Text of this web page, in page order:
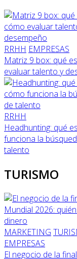
RRHH EMPRESAS
Matriz 9 box: qué
evaluar talento y
RRHH
Headhunting: qué
funciona la
talento
TURISMO
MARKETING
EMPRESAS
El negocio de la